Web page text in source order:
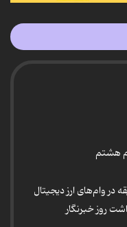
هشتم
در وام‌های ارز دیجیتال
روز خبرنگار